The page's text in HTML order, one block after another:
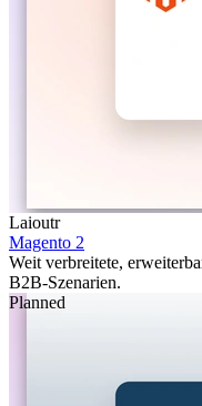
Laioutr
Magento 2
Weit verbreitete,
B2B-Szenarien.
Planned